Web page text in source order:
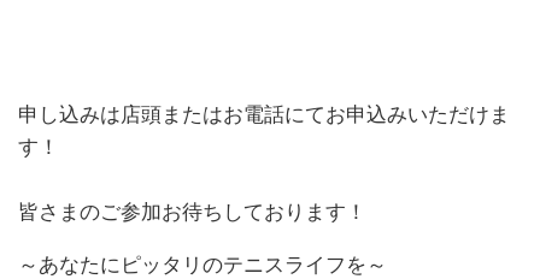
申し込みは店頭またはお電話にてお申込みいただけま
す！
皆さまのご参加お待ちしております！
～あなたにピッタリのテニスライフを～